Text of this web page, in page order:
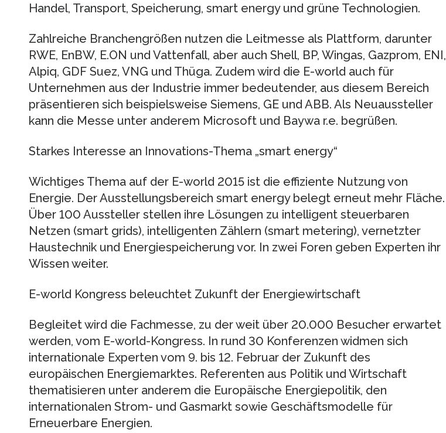
Handel, Transport, Speicherung, smart energy und grüne Technologien.
Zahlreiche Branchengrößen nutzen die Leitmesse als Plattform, darunter
RWE, EnBW, E.ON und Vattenfall, aber auch Shell, BP, Wingas, Gazprom, ENI,
Alpiq, GDF Suez, VNG und Thüga. Zudem wird die E-world auch für
Unternehmen aus der Industrie immer bedeutender, aus diesem Bereich
präsentieren sich beispielsweise Siemens, GE und ABB. Als Neuaussteller
kann die Messe unter anderem Microsoft und Baywa r.e. begrüßen.
Starkes Interesse an Innovations-Thema „smart energy“
Wichtiges Thema auf der E-world 2015 ist die effiziente Nutzung von
Energie. Der Ausstellungsbereich smart energy belegt erneut mehr Fläche.
Über 100 Aussteller stellen ihre Lösungen zu intelligent steuerbaren
Netzen (smart grids), intelligenten Zählern (smart metering), vernetzter
Haustechnik und Energiespeicherung vor. In zwei Foren geben Experten ihr
Wissen weiter.
E-world Kongress beleuchtet Zukunft der Energiewirtschaft
Begleitet wird die Fachmesse, zu der weit über 20.000 Besucher erwartet
werden, vom E-world-Kongress. In rund 30 Konferenzen widmen sich
internationale Experten vom 9. bis 12. Februar der Zukunft des
europäischen Energiemarktes. Referenten aus Politik und Wirtschaft
thematisieren unter anderem die Europäische Energiepolitik, den
internationalen Strom- und Gasmarkt sowie Geschäftsmodelle für
Erneuerbare Energien.